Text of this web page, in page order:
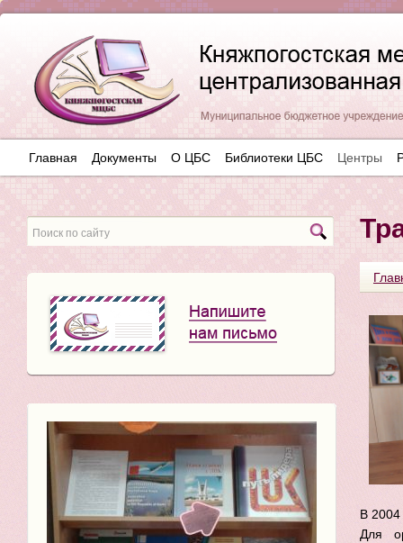
Главная Документы О ЦБС Библиотеки ЦБС Центры
В 2004
Для